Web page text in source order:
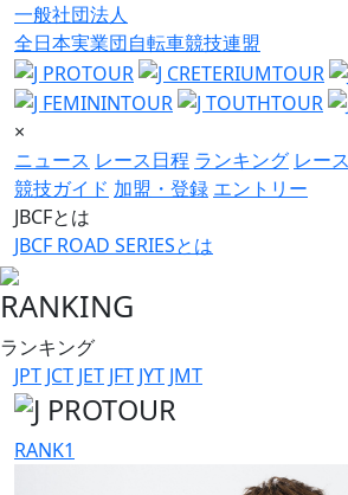
一般社団法人
全日本実業団自転車競技連盟
×
ニュース レース日程 ランキング レー
競技ガイド 加盟・登録 エントリー
JBCFとは
JBCF ROAD SERIESとは
RANKING
ランキング
JPT JCT JET JFT JYT JMT
RANK1